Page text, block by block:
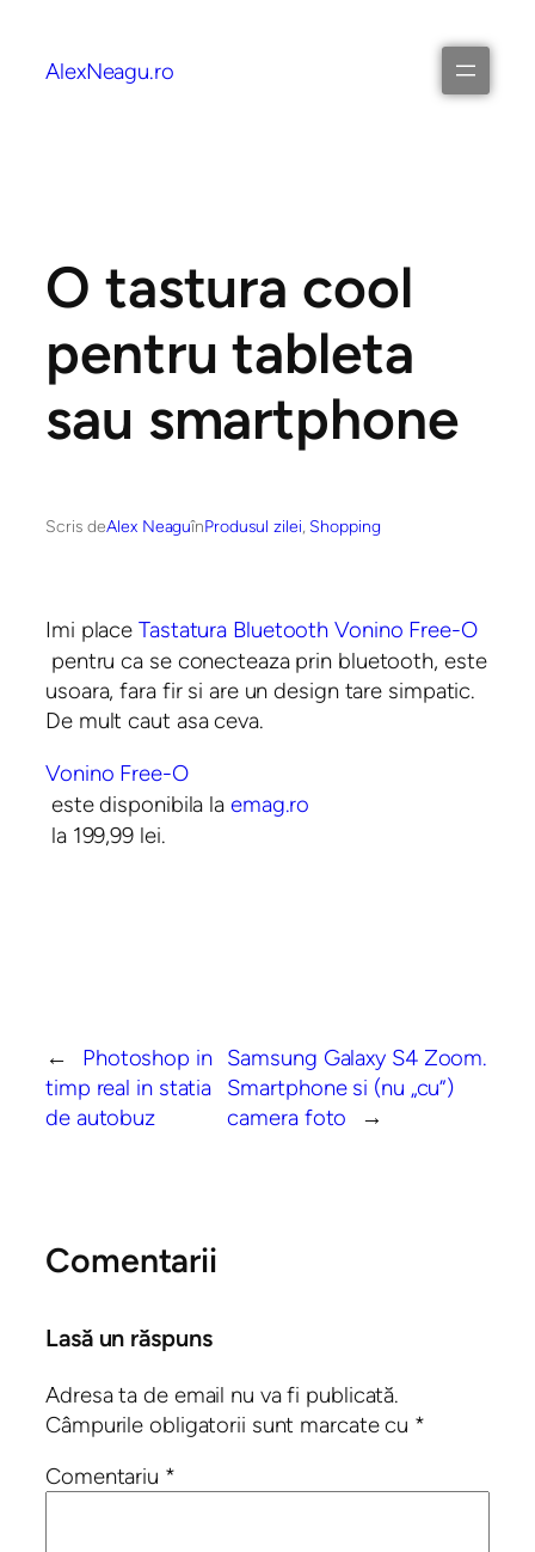
AlexNeagu.ro
O tastura cool
pentru tableta
sau smartphone
Scris deAlex NeaguînProdusul zilei, Shopping
Imi placeTastatura Bluetooth Vonino Free-O
pentru ca se conecteaza prin bluetooth, este
usoara, fara fir si are un design tare simpatic.
De mult caut asa ceva.
Vonino Free-O
este disponibila la emag.ro
la 199,99 lei.
←
Photoshop in
timp real in statia
de autobuz
Samsung Galaxy S4 Zoom.
Smartphone si (nu „cu”)
camera foto
→
Comentarii
Lasă un răspuns
Adresa ta de email nu va fi publicată.
Câmpurile obligatorii sunt marcate cu *
Comentariu *